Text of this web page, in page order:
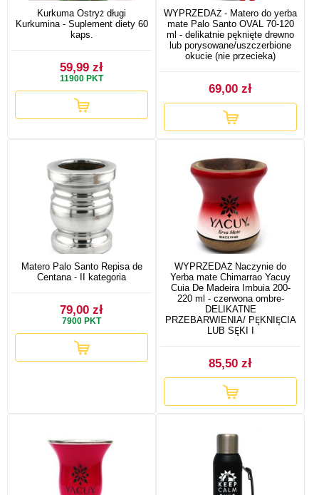
Kurkuma Ostryż długi
Kurkumina - Suplement diety 60
kaps.
59,99 zł
11900 PKT
WYPRZEDAŻ - Matero do yerba
mate Palo Santo OVAL 70-120
ml - delikatnie pęknięte drewno
lub porysowane/uszczerbione
okucie (nie przecieka)
69,00 zł
Matero Palo Santo Repisa de
Centana - II kategoria
79,00 zł
7900 PKT
WYPRZEDAŻ Naczynie do
Yerba mate Chimarrao Yacuy
Cuia De Madeira Imbuia 200-
220 ml - czerwona ombre-
DELIKATNE
PRZEBARWIENIA/ PĘKNIĘCIA
LUB SĘKI I
85,50 zł